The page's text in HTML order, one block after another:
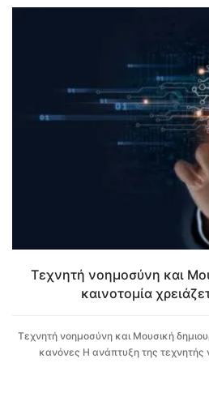
Τεχνητή νοημοσύνη και
καινοτομία
Τεχνητή νοημοσύνη και Μουσική
κανόνες Η ανάπτυξη της τεχνητής